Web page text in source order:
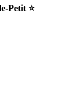
Petit ⭐️